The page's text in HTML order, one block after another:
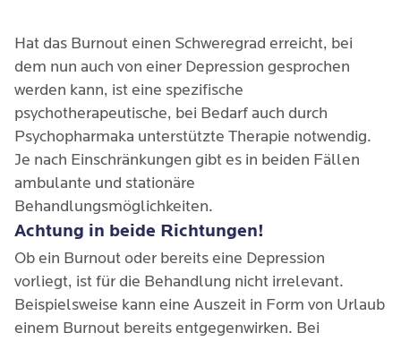
Hat das Burnout einen Schweregrad erreicht, bei
dem nun auch von einer Depression gesprochen
werden kann, ist eine spezifische
psychotherapeutische, bei Bedarf auch durch
Psychopharmaka unterstützte Therapie notwendig.
Je nach Einschränkungen gibt es in beiden Fällen
ambulante und stationäre
Behandlungsmöglichkeiten.
Achtung in beide Richtungen!
Ob ein Burnout oder bereits eine Depression
vorliegt, ist für die Behandlung nicht irrelevant.
Beispielsweise kann eine Auszeit in Form von Urlaub
einem Burnout bereits entgegenwirken. Bei